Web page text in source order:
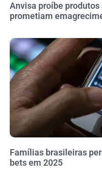
Anvisa proíbe
prometiam
Famílias brasileiras
bets em 2025